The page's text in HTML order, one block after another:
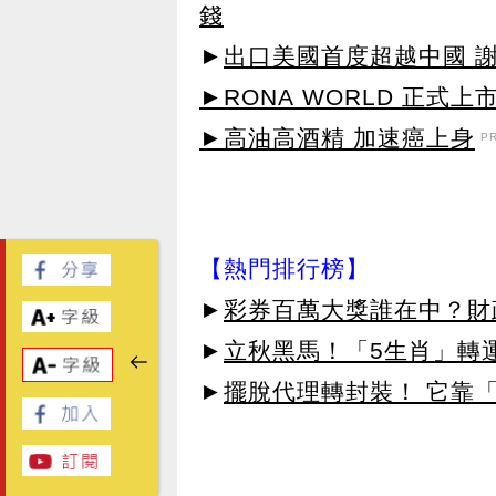
錢
► 出口美國首度超越中國
►RONA WORLD 正式上
►高油高酒精 加速癌上身
【熱門排行榜】
► 彩券百萬大獎誰在中？
► 立秋黑馬！「5生肖」轉
► 擺脫代理轉封裝！ 它靠